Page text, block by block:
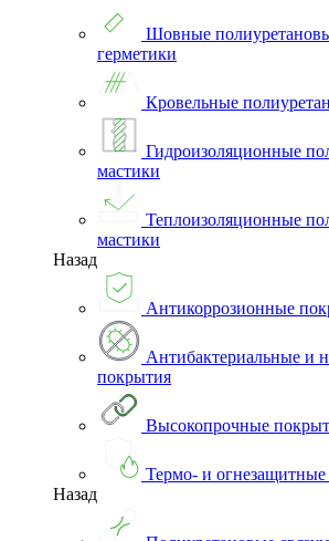
Шовные
герметики
Кровельные
Гидроизоляционные
мастики
Теплоизоляционные
мастики
Назад
Антикоррозионные
Антибактериальные и
покрытия
Высокопрочные
Термо- и
Назад